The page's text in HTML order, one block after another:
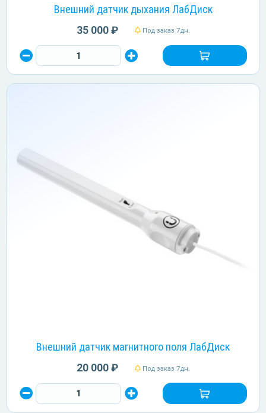
Внешний датчик дыхания ЛабДиск
35 000 ₽ Под заказ 7дн.
Внешний датчик магнитного поля ЛабДиск
20 000 ₽ Под заказ 7дн.